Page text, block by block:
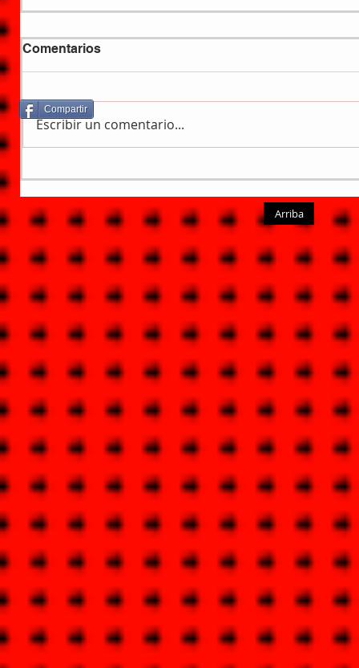
Comentarios
Escribir un comentario...
Arriba
Compartir